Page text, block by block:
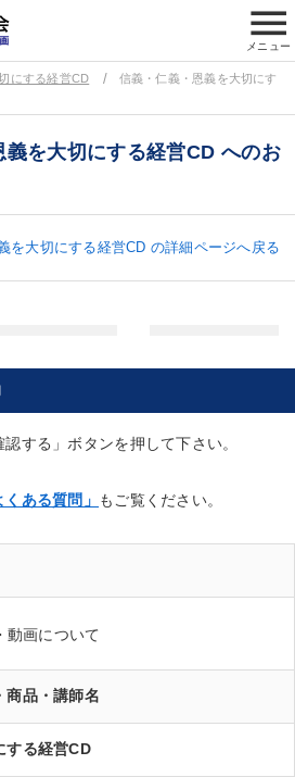
menu
メニュー
にする経営CD
信義・仁義・恩義を大切にす
義を大切にする経営CD へのお
を大切にする経営CD の詳細ページへ戻る
する」ボタンを押して下さい。
くある質問」 もご覧ください。
動画について
商品・講師名
する経営CD